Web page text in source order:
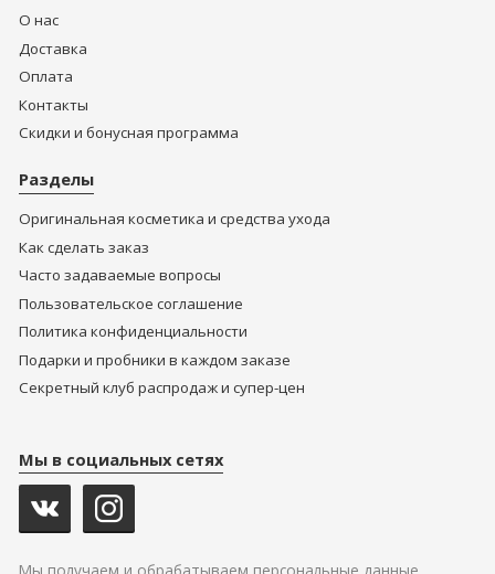
О нас
Доставка
Оплата
Контакты
Скидки и бонусная программа
Разделы
Оригинальная косметика и средства ухода
Как сделать заказ
Часто задаваемые вопросы
Пользовательское соглашение
Политика конфиденциальности
Подарки и пробники в каждом заказе
Секретный клуб распродаж и супер-цен
Мы в социальных сетях
Мы получаем и обрабатываем персональные данные